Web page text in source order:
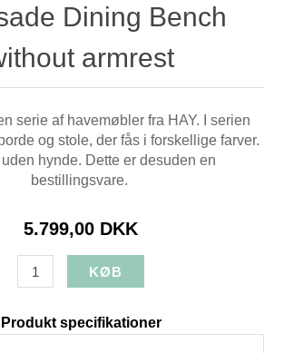
Dining Bench
armrest
serie af havemøbler fra HAY. I serien
og stole, der fås i forskellige farver.
hynde. Dette er desuden en
bestillingsvare.
5.799,00 DKK
Produkt specifikationer